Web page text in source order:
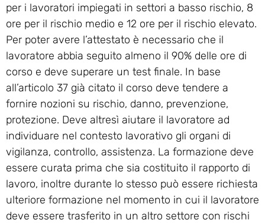
per i lavoratori impiegati in settori a basso rischio, 8
ore per il rischio medio e 12 ore per il rischio elevato.
Per poter avere l’attestato è necessario che il
lavoratore abbia seguito almeno il 90% delle ore di
corso e deve superare un test finale. In base
all’articolo 37 già citato il corso deve tendere a
fornire nozioni su rischio, danno, prevenzione,
protezione. Deve altresì aiutare il lavoratore ad
individuare nel contesto lavorativo gli organi di
vigilanza, controllo, assistenza. La formazione deve
essere curata prima che sia costituito il rapporto di
lavoro, inoltre durante lo stesso può essere richiesta
ulteriore formazione nel momento in cui il lavoratore
deve essere trasferito in un altro settore con rischi